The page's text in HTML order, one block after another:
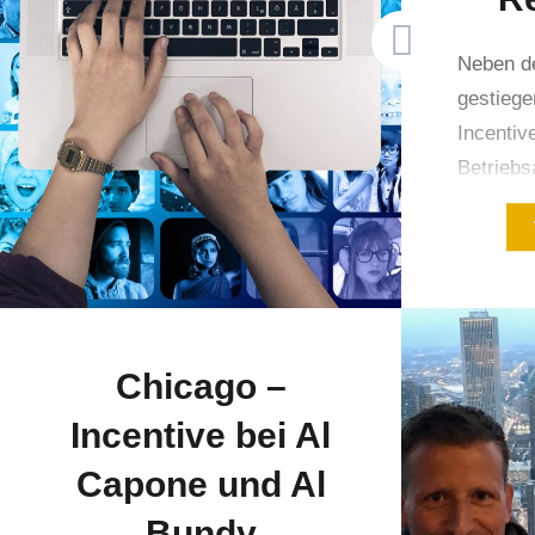
Neben
sich
für
einem
in den
einmal
Ideen
Chicago –
Incentive bei Al
Capone und Al